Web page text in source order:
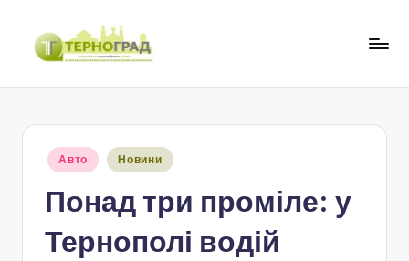
Перейти
Опубліковано
Авто Новини
Понад три проміле: у
Тернополі водій